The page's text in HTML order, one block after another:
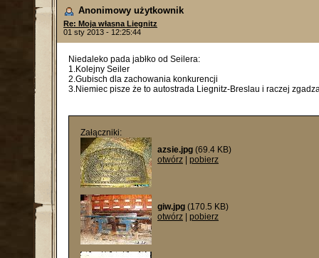
Anonimowy użytkownik
Re: Moja własna Liegnitz
01 sty 2013 - 12:25:44
Niedaleko pada jabłko od Seilera:
1.Kolejny Seiler
2.Gubisch dla zachowania konkurencji
3.Niemiec pisze że to autostrada Liegnitz-Breslau i raczej
Załączniki:
azsie.jpg (69.4 KB)
otwórz
pobierz
giw.jpg (170.5 KB)
otwórz
pobierz